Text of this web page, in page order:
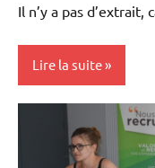
Il n’y a pas
Lire la suite
Initiatives